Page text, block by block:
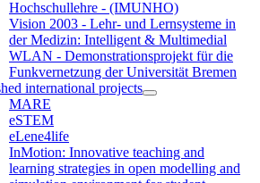
Hochschullehre - (IMUNHO)
Vision 2003 - Lehr- und Lernsysteme in
der Medizin: Intelligent & Multimedial
WLAN - Demonstrationsprojekt für die
Funkvernetzung der Universität Bremen
international projects
MARE
eSTEM
eLene4life
InMotion: Innovative teaching and
learning strategies in open modelling and